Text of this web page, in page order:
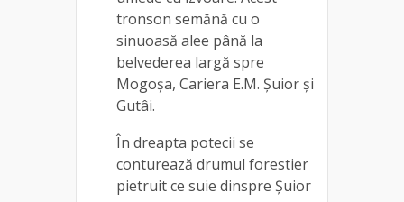
tronson semănă cu o
sinuoasă alee până la
belvederea largă spre
Mogoşa, Cariera E.M. Şuior şi
Gutâi.
În dreapta potecii se
conturează drumul forestier
pietruit ce suie dinspre Şuior